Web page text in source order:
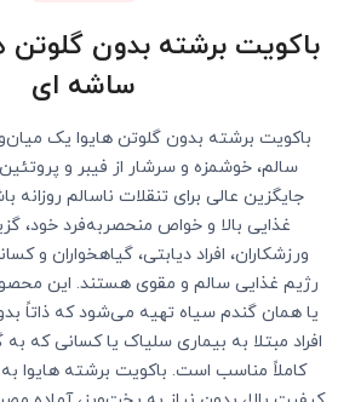
ساشه ای
باکویت برشته بدون گلوتن هایوا یک
سالم، خوشمزه و سرشار از فیبر و
جایگزین عالی برای تنقلات ناسالم روزانه
غذایی بالا و خواص منحصربه‌فرد خود،
ورزشکاران، افراد دیابتی، گیاهخواران و
رژیم غذایی سالم و مقوی هستند. این
یا همان گندم سیاه تهیه می‌شود که ذاتاً
افراد مبتلا به بیماری سلیاک یا کسانی که
کاملاً مناسب است. باکویت برشته هایوا به